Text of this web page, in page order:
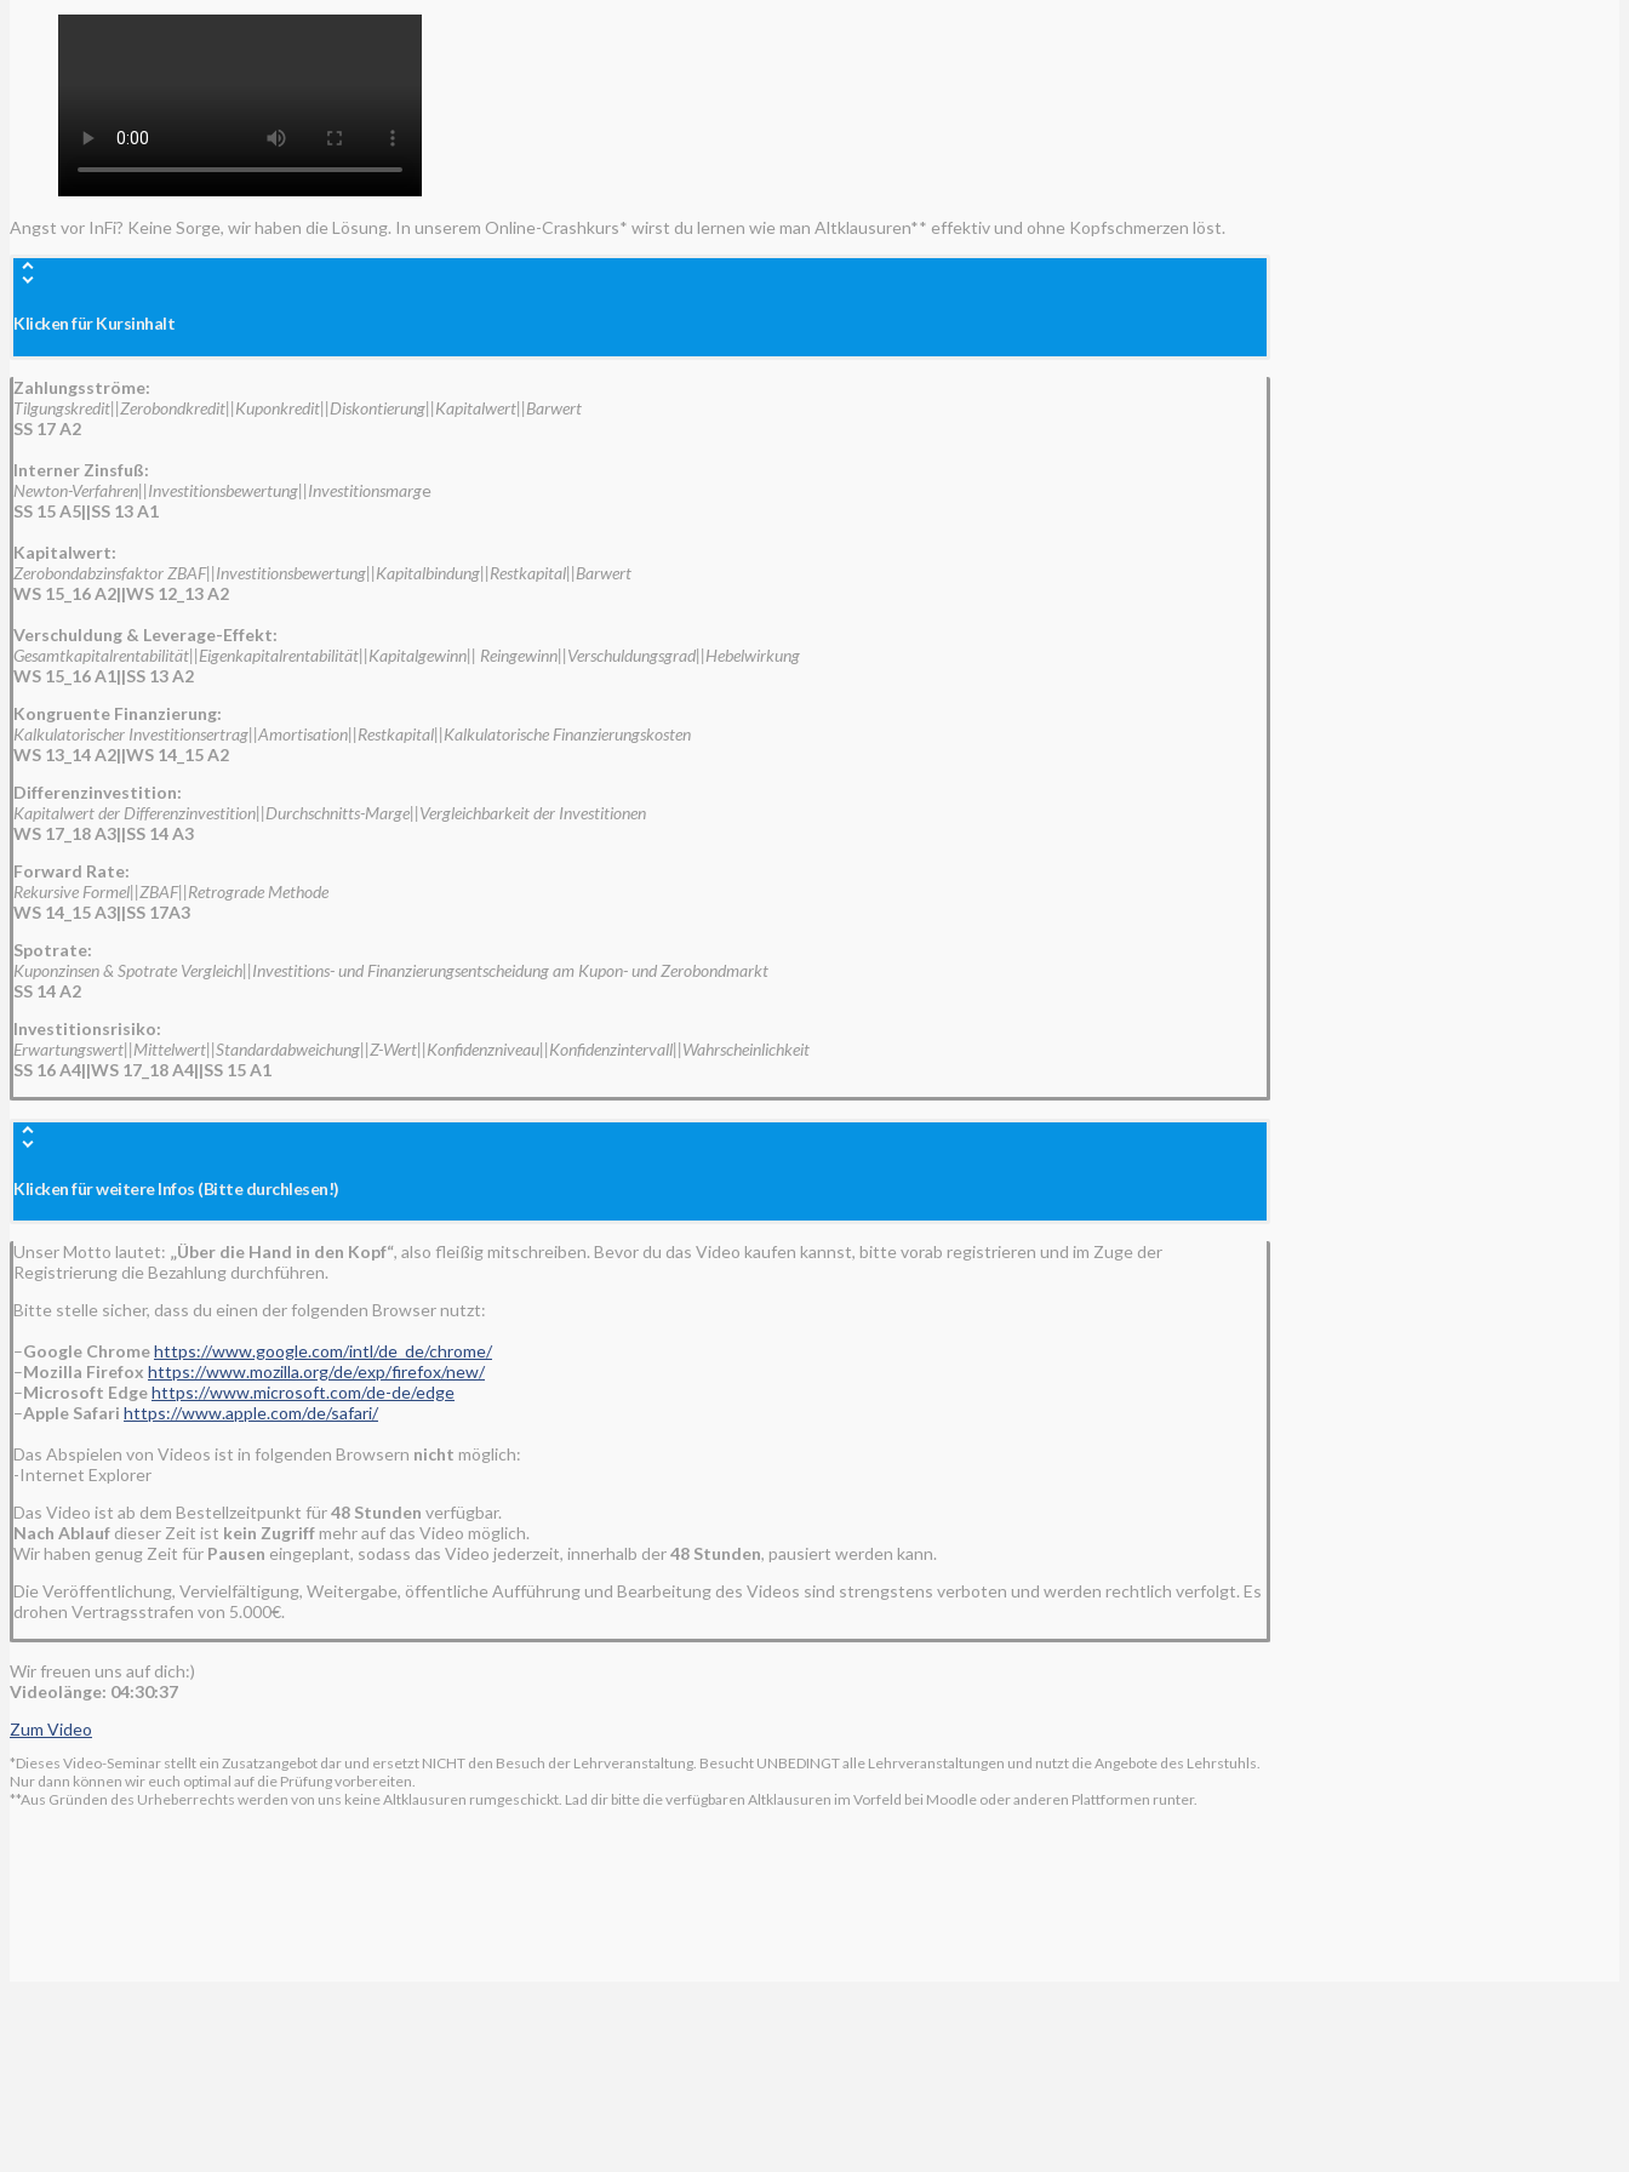
Angst vor InFi? Keine Sorge, wir haben die Lösung. In unserem Online-Crashkurs* wirst du lernen wie man Altklausuren** effektiv und ohne Kopfschmerzen löst.
Klicken für Kursinhalt
Zahlungsströme:
Tilgungskredit||Zerobondkredit||Kuponkredit||Diskontierung||Kapitalwert||Barwert
SS 17 A2
Interner Zinsfuß:
Newton-Verfahren||Investitionsbewertung||Investitionsmarge
SS 15 A5||SS 13 A1
Kapitalwert:
Zerobondabzinsfaktor ZBAF||Investitionsbewertung||Kapitalbindung||Restkapital||Barwert
WS 15_16 A2||WS 12_13 A2
Verschuldung & Leverage-Effekt:
Gesamtkapitalrentabilität||Eigenkapitalrentabilität||Kapitalgewinn|| Reingewinn||Verschuldungsgrad||Hebelwirkung
WS 15_16 A1||SS 13 A2
Kongruente Finanzierung:
Kalkulatorischer Investitionsertrag||Amortisation||Restkapital||Kalkulatorische Finanzierungskosten
WS 13_14 A2||WS 14_15 A2
Differenzinvestition:
Kapitalwert der Differenzinvestition||Durchschnitts-Marge||Vergleichbarkeit der Investitionen
WS 17_18 A3||SS 14 A3
Forward Rate:
Rekursive Formel||ZBAF||Retrograde Methode
WS 14_15 A3||SS 17A3
Spotrate:
Kuponzinsen & Spotrate Vergleich||Investitions- und Finanzierungsentscheidung am Kupon- und Zerobondmarkt
SS 14 A2
Investitionsrisiko:
Erwartungswert||Mittelwert||Standardabweichung||Z-Wert||Konfidenzniveau||Konfidenzintervall||Wahrscheinlichkeit
SS 16 A4||WS 17_18 A4||SS 15 A1
Klicken für weitere Infos (Bitte durchlesen!)
Unser Motto lautet: „Über die Hand in den Kopf“, also fleißig mitschreiben. Bevor du das Video kaufen kannst, bitte vorab registrieren und im Zuge der
Registrierung die Bezahlung durchführen.
Bitte stelle sicher, dass du einen der folgenden Browser nutzt:
–Google Chromehttps://www.google.com/intl/de_de/chrome/
–Mozilla Firefox https://www.mozilla.org/de/exp/firefox/new/
–Microsoft Edgehttps://www.microsoft.com/de-de/edge
–Apple Safari https://www.apple.com/de/safari/
Das Abspielen von Videos ist in folgenden Browsern nicht möglich:
-Internet Explorer
Das Video ist ab dem Bestellzeitpunkt für48 Stunden verfügbar.
Nach Ablauf dieser Zeit ist kein Zugriff mehr auf das Video möglich.
Wir haben genug Zeit für Pausen eingeplant, sodass das Video jederzeit, innerhalb der48 Stunden, pausiert werden kann.
Die Veröffentlichung, Vervielfältigung, Weitergabe, öffentliche Aufführung und Bearbeitung des Videos sind strengstens verboten und werden rechtlich verfolgt. Es
drohen Vertragsstrafen von 5.000€.
Wir freuen uns auf dich:)
Videolänge: 04:30:37
Zum Video
*Dieses Video-Seminar stellt ein Zusatzangebot dar und ersetzt NICHT den Besuch der Lehrveranstaltung. Besucht UNBEDINGT alle Lehrveranstaltungen und nutzt die Angebote des Lehrstuhls.
Nur dann können wir euch optimal auf die Prüfung vorbereiten.
**Aus Gründen des Urheberrechts werden von uns keine Altklausuren rumgeschickt. Lad dir bitte die verfügbaren Altklausuren im Vorfeld bei Moodle oder anderen Plattformen runter.